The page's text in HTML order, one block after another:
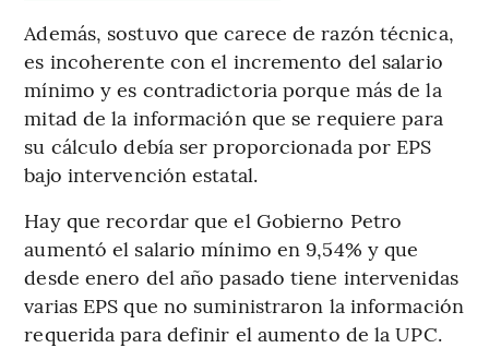
Además, sostuvo que carece de razón técnica,
es incoherente con el incremento del salario
mínimo y es contradictoria porque más de la
mitad de la información que se requiere para
su cálculo debía ser proporcionada por EPS
bajo intervención estatal.
Hay que recordar que el Gobierno Petro
aumentó el salario mínimo en 9,54% y que
desde enero del año pasado tiene intervenidas
varias EPS que no suministraron la información
requerida para definir el aumento de la UPC.